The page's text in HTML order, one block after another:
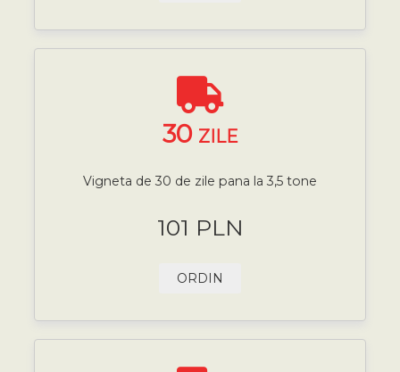
30 ZILE
Vigneta de 30 de zile pana la 3,5 tone
101 PLN
ORDIN